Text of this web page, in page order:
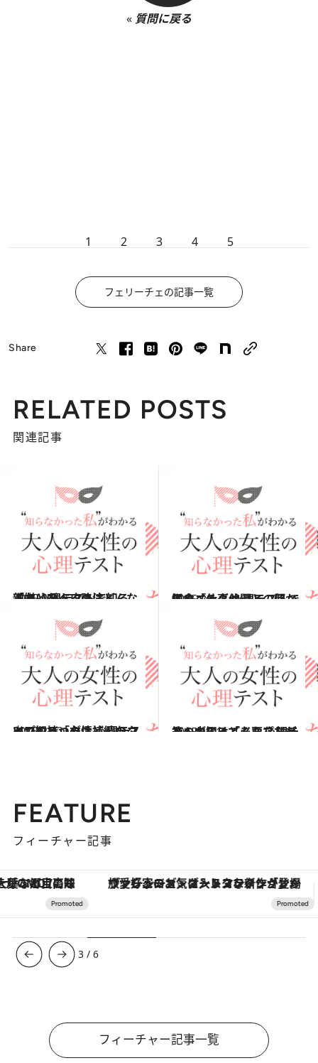
« 質問に戻る
1 2 3 4 5
フェリーチェの記事一覧
Share
RELATED POSTS
関連記事
2015.3.8
親友と呼べるのはどんな人？ 心理テストで知る「嫌いな人攻略法」
占い 2015.2.1
モーニングセット、何から食べる？ 心理テストで知る「仕事仲間との関係」
占い
2015.2.22
いつも持つのはどんなタイプのバッグ？ 心理テストで知る「友情持続のコツ」
占い 2015.1.31
箱の中にはどんなプレゼントが入ってる？ 心理テストで知る「必要な友だち」
占い
FEATURE
フィーチャー記事
ヴァシュロン・コンスタンタン「オーヴァーシーズ・オートマティック」。旅愛好家のお気に入りコレクションから、ジェンダーレスな新作が登場 【夏限定ディナーコース】旬を
3 /6
フィーチャー記事一覧